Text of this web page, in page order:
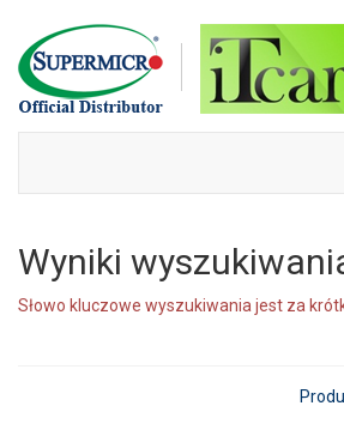
Skip
to
content
Wyniki
Słowo kluczowe wyszukiwania jest za